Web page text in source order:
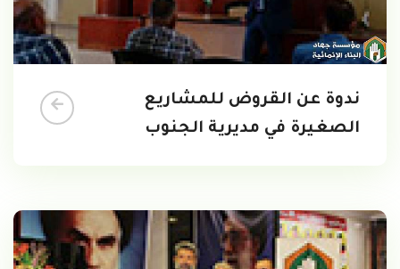
ندوة عن القروض للمشاريع
الصغيرة في مديرية الجنوب